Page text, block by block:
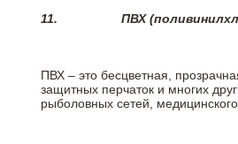
11. ПВХ
ПВХ – это бесцветная,
защитных перчаток и многих
рыболовных сетей,